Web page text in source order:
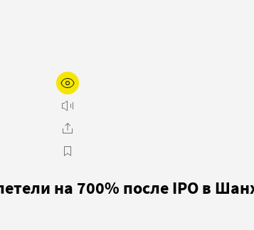
на 700% после IPO в